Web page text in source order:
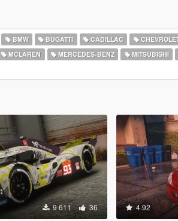
BMW BUGATTI CADILLAC
MCLAREN MERCEDES-BENZ MITSUBISHI
9 611 36 4.92